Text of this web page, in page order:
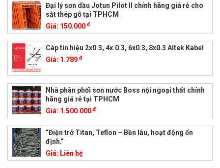
Đại lý sơn dầu Jotun Pilot II chính hãng giá rẻ cho
sắt thép gỗ tại TPHCM
Giá: 150.000 đ
Cáp tín hiệu 2x0.3, 4x.0.3, 6x0.3, 8x0.3 Altek Kabel
Giá: 1.789 đ
Nhà phân phối sơn nước Boss nội ngoại thất chính
hãng giá rẻ tại TPHCM
Giá: 1.500.000 đ
“Điện trở Titan, Teflon – Bền lâu, hoạt động ổn
định.”
Giá: Liên hệ